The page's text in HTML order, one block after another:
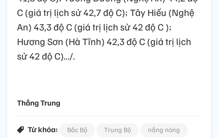
C (giá trị lịch sử 42,7 độ C); Tây Hiếu (Nghệ
An) 43,3 độ C (giá trị lịch sử 42 độ C );
Hương Sơn (Hà Tĩnh) 42,3 độ C (giá trị lịch
sử 42 độ C).../.
Thắng Trung
Từ khóa: Bắc Bộ Trung Bộ
nắng nóng